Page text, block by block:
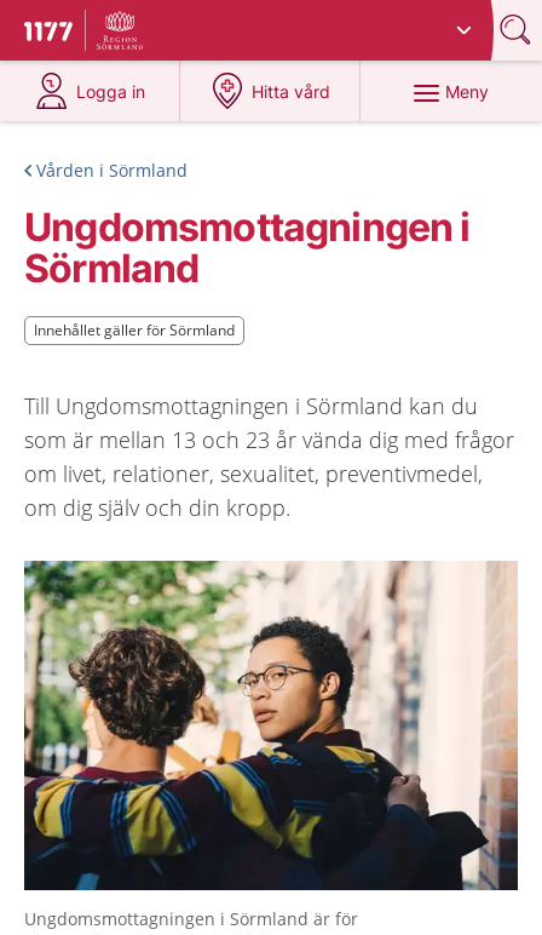
Till startsidan för 1177
Du har valt region
Logga in
på 1177.se
Hitta vård
på 1177.se
Meny
Vården i Sörmland
Ungdomsmottagningen i
Sörmland
Innehållet gäller för Sörmland
Innehållet gäller för Sörmland
Till Ungdomsmottagningen i Sörmland kan du
som är mellan 13 och 23 år vända dig med frågor
om livet, relationer, sexualitet, preventivmedel,
om dig själv och din kropp.
Ungdomsmottagningen i Sörmland är för